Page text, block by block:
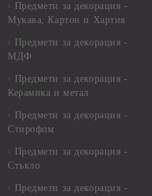
Предмети за декорация -
Мукава, Картон и Хартия
Предмети за декорация -
МДФ
Предмети за декорация -
Керамика и метал
Предмети за декорация -
Стирофом
Предмети за декорация -
Стъкло
Предмети за декорация -